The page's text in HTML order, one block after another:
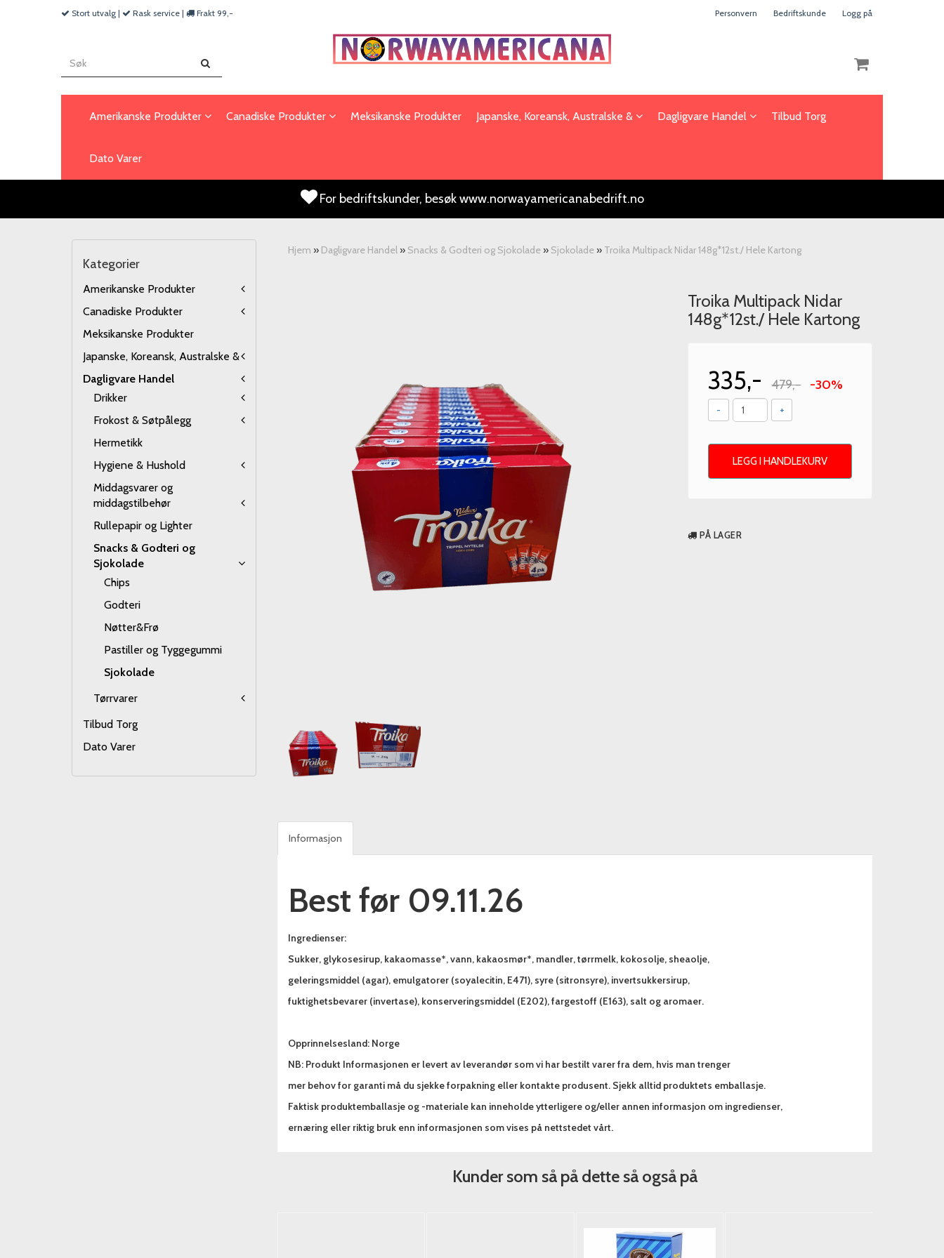
Stort utvalg | Rask service | Frakt 99,- Personvern Bedriftskunde Logg på
Amerikanske Produkter Canadiske Produkter Meksikanske Produkter Japanske, Koreansk, Australske & Dagligvare Handel Tilbud Torg
Dato Varer
For bedriftskunder, besøk www.norwayamericanabedrift.no
Kategorier
Amerikanske Produkter
Canadiske Produkter
Meksikanske Produkter
Japanske, Koreansk, Australske &
Dagligvare Handel
Drikker
Frokost & Søtpålegg
Hermetikk
Hygiene & Hushold
Middagsvarer og
middagstilbehør
Rullepapir og Lighter
Snacks & Godteri og
Sjokolade
Chips
Godteri
Nøtter&Frø
Pastiller og Tyggegummi
Sjokolade
Tørrvarer
Tilbud Torg
Dato Varer
Hjem » Dagligvare Handel» Snacks & Godteri og Sjokolade» Sjokolade» Troika Multipack Nidar 148g*12st./ Hele Kartong
Troika Multipack Nidar
148g*12st./ Hele Kartong
335,- 479,- -30%
- +
LEGG I HANDLEKURV
PÅ LAGER
Informasjon
Best før 09.11.26
Ingredienser:
Sukker, glykosesirup, kakaomasse*, vann, kakaosmør*, mandler, tørrmelk, kokosolje, sheaolje,
geleringsmiddel (agar), emulgatorer (soyalecitin, E471), syre (sitronsyre), invertsukkersirup,
fuktighetsbevarer (invertase), konserveringsmiddel (E202), fargestoff (E163), salt og aromaer.
Opprinnelsesland: Norge
NB: Produkt Informasjonen er levert av leverandør som vi har bestilt varer fra dem, hvis man trenger
mer behov for garanti må du sjekke forpakning eller kontakte produsent. Sjekk alltid produktets emballasje.
Faktisk produktemballasje og -materiale kan inneholde ytterligere og/eller annen informasjon om ingredienser,
ernæring eller riktig bruk enn informasjonen som vises på nettstedet vårt.
Kunder som så på dette så også på